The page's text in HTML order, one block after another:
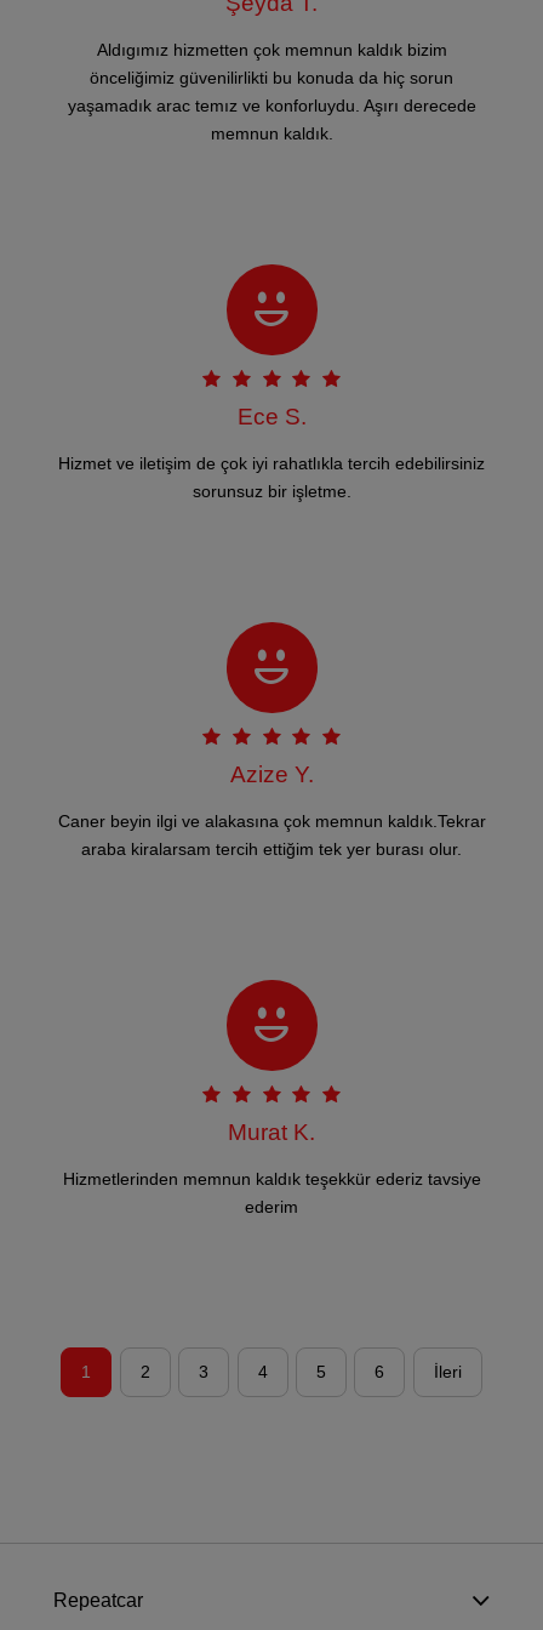
Aldıgımız hizmetten çok memnun kaldık bizim
önceliğimiz güvenilirlikti bu konuda da hiç sorun
yaşamadık arac temız ve konforluydu. Aşırı derecede
memnun kaldık.
Ece S.
Hizmet ve iletişim de çok iyi rahatlıkla tercih edebilirsiniz
sorunsuz bir işletme.
Azize Y.
Caner beyin ilgi ve alakasına çok memnun kaldık.Tekrar
araba kiralarsam tercih ettiğim tek yer burası olur.
Murat K.
Hizmetlerinden memnun kaldık teşekkür ederiz tavsiye
ederim
1 2 3 4 5 6 İleri
Repeatcar